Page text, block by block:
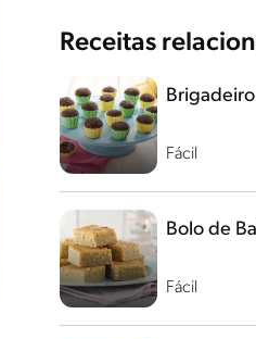
Receitas
Fácil
Fácil
Bolo de